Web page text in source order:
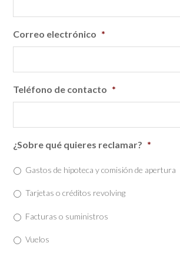
Correo electrónico *
Teléfono de contacto *
¿Sobre qué quieres reclamar? *
Gastos de hipoteca y comisión de apertura
Tarjetas o créditos revolving
Facturas o suministros
Vuelos